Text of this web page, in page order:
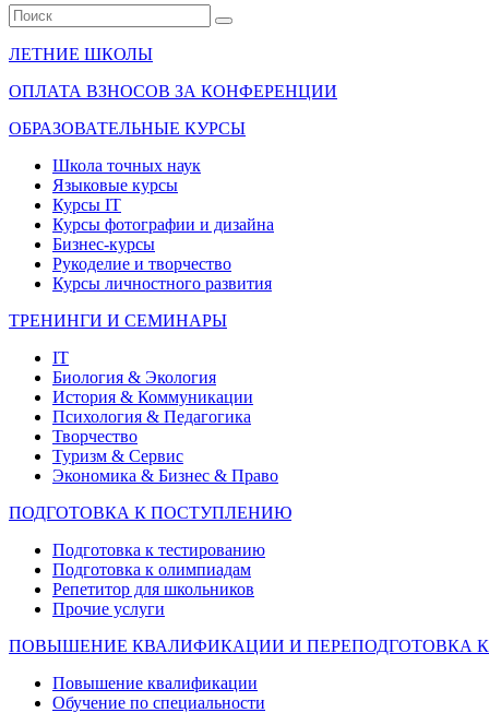
ЛЕТНИЕ ШКОЛЫ
ОПЛАТА ВЗНОСОВ ЗА КОНФЕРЕНЦИИ
ОБРАЗОВАТЕЛЬНЫЕ КУРСЫ
Школа точных наук
Языковые курсы
Курсы IT
Курсы фотографии и дизайна
Бизнес-курсы
Рукоделие и творчество
Курсы личностного развития
ТРЕНИНГИ И СЕМИНАРЫ
IT
Биология & Экология
История & Коммуникации
Психология & Педагогика
Творчество
Туризм & Сервис
Экономика & Бизнес & Право
ПОДГОТОВКА К ПОСТУПЛЕНИЮ
Подготовка к тестированию
Подготовка к олимпиадам
Репетитор для школьников
Прочие услуги
ПОВЫШЕНИЕ КВАЛИФИКАЦИИ И ПЕРЕПОДГОТОВКА
Повышение квалификации
Обучение по специальности